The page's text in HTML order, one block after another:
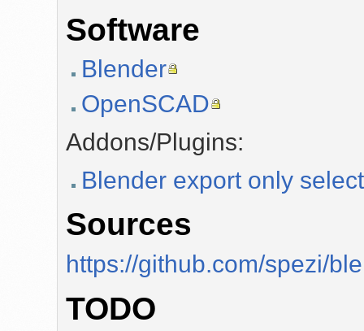
Software
Blender
OpenSCAD
Addons/Plugins:
Blender export only
Sources
https://github.com/spezi/
TODO